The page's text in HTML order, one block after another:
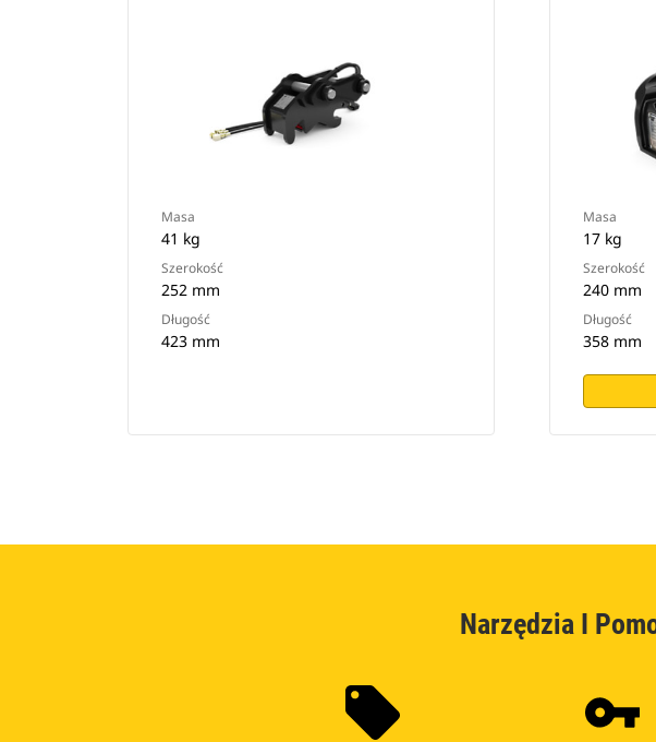
Masa
41 kg
Szerokość
252 mm
Długość
423 mm
Masa
17 kg
Szerokość
240 mm
Długość
358 mm
Narzędzia I